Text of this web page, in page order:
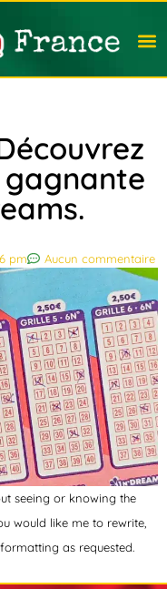
pm Aucun commentaire
seeing or knowing the
would like me to rewrite,
as requested.